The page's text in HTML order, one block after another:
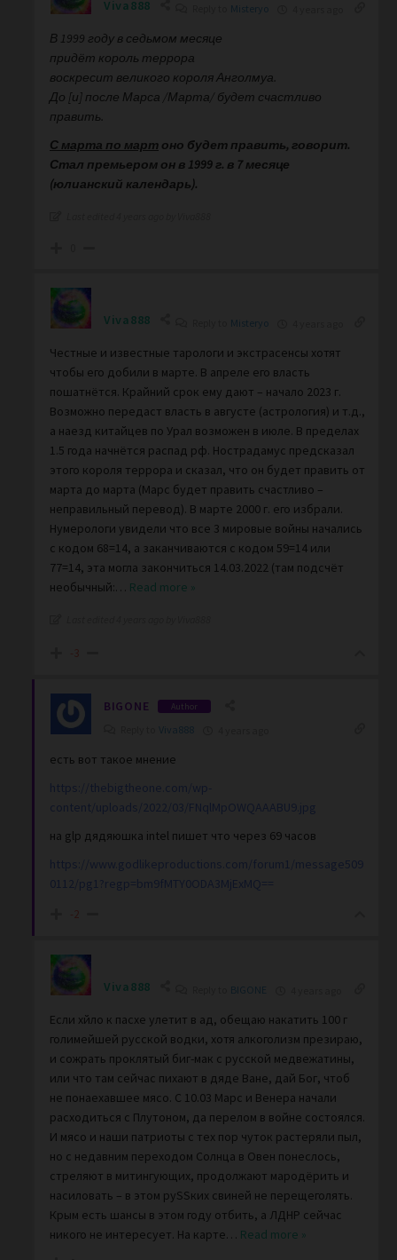
Viva888 Misteryo
В 1999 году в седьмом месяце
придёт король террора
воскресит великого короля Анголмуа.
До [и] после Марса /Марта/ будет счастливо
править.
С марта по март оно будет править, говорит.
Стал премьером он в 1999 г. в 7 месяце
(юлианский календарь).
Viva888 Misteryo
Честные и известные тарологи и экстрасенсы хотят
чтобы его добили в марте. В апреле его власть
пошатнётся. Крайний срок ему дают – начало 2023 г.
Возможно передаст власть в августе (астрология) и т.д.,
а наезд китайцев по Урал возможен в июле. В пределах
1.5 года начнётся распад рф. Нострадамус предсказал
этого короля террора и сказал, что он будет править от
марта до марта (Марс будет править счастливо –
неправильный перевод). В марте 2000 г. его избрали.
Нумерологи увидели что все 3 мировые войны начались
с кодом 68=14, а заканчиваются с кодом 59=14 или
77=14, эта могла закончиться 14.03.2022 (там подсчёт
необычный:… Read more »
-3
BIGONE Author
Viva888
есть вот такое мнение
https://thebigtheone.com/wp-
content/uploads/2022/03/FNqlMpOWQAAABU9.jpg
на glp дядяюшка intel пишет что через 69 часов
https://www.godlikeproductions.com/forum1/message509
0112/pg1?regp=bm9fMTY0ODA3MjExMQ==
-2
Viva888 BIGONE
Если хйло к пасхе улетит в ад, обещаю накатить 100 г
голимейшей русской водки, хотя алкоголизм презираю,
и сожрать проклятый биг-мак с русской медвежатины,
или что там сейчас пихают в дяде Ване, дай Бог, чтоб
не понаехавшее мясо. С 10.03 Марс и Венера начали
расходиться с Плутоном, да перелом в войне состоялся.
И мясо и наши патриоты с тех пор чуток растеряли пыл,
но с недавним переходом Солнца в Овен понеслось,
стреляют в митингующих, продолжают мародёрить и
насиловать – в этом руSSких свиней не перещеголять.
Крым есть шансы в этом году отбить, а ЛДНР сейчас
никого не интересует. На карте… Read more »